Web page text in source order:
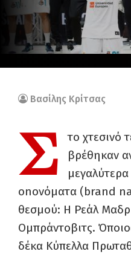
Βασίλης Κρίτσας
Σ
το χτεσινό
βρέθηκαν
onονόματα (brand
θεσμού: Η Ρεάλ
Ομπράντοβιτς.
δέκα Κύπελλα